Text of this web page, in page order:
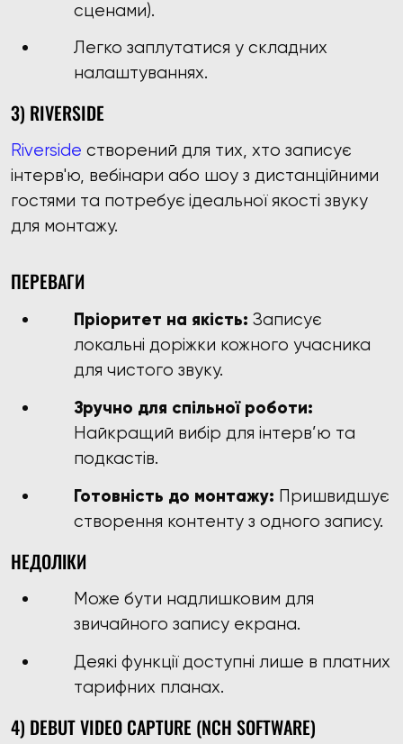
сценами).
Легко заплутатися у складних
налаштуваннях.
3) RIVERSIDE
Riverside створений для тих, хто записує
інтерв'ю, вебінари або шоу з дистанційними
гостями та потребує ідеальної якості звуку
для монтажу.
ПЕРЕВАГИ
Пріоритет на якість: Записує
локальні доріжки кожного учасника
для чистого звуку.
Зручно для спільної роботи:
Найкращий вибір для інтерв’ю та
подкастів.
Готовність до монтажу: Пришвидшує
створення контенту з одного запису.
НЕДОЛІКИ
Може бути надлишковим для
звичайного запису екрана.
Деякі функції доступні лише в платних
тарифних планах.
4) DEBUT VIDEO CAPTURE (NCH SOFTWARE)